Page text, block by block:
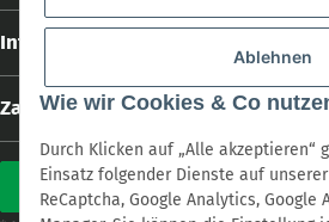
Ablehnen
Wie wir Cookies & Co
Durch Klicken auf „Alle akzeptieren“
Einsatz folgender Dienste auf
ReCaptcha, Google Analytics, Google
Informationen
Zahlungs- und Versandarten
Vertrag